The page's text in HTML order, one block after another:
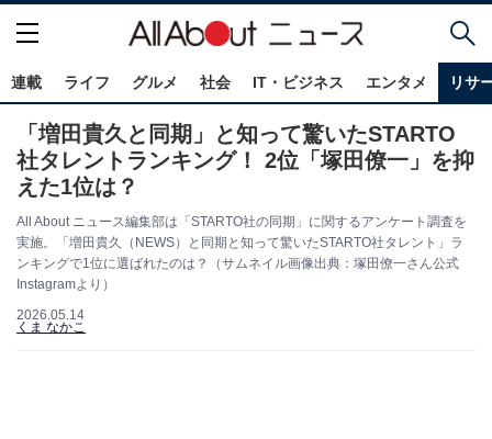
連載 ライフ グルメ 社会 IT・ビジネス エンタメ リサ
「増田貴久と同期」と知って驚いたSTARTO
社タレントランキング！ 2位「塚田僚一」を抑
えた1位は？
All About ニュース編集部は「STARTO社の同期」に関するアンケート調査を
実施。「増田貴久（NEWS）と同期と知って驚いたSTARTO社タレント」ラ
ンキングで1位に選ばれたのは？（サムネイル画像出典：塚田僚一さん公式
Instagramより）
2026.05.14
くま なかこ